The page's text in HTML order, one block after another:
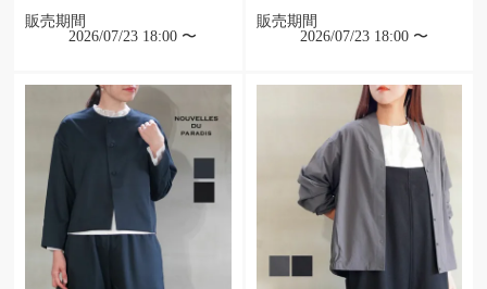
販売期間
2026/07/23 18:00 〜
販売期間
2026/07/23 18:00 〜